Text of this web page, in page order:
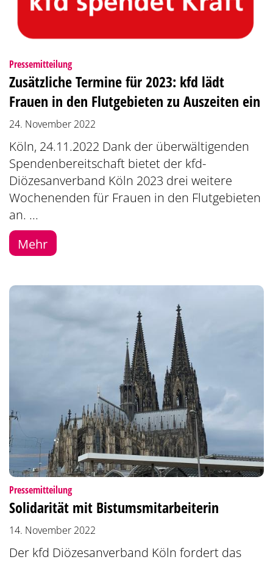
Pressemitteilung:
Zusätzliche Termine für 2023: kfd lädt
Frauen in den Flutgebieten zu Auszeiten ein
24. November 2022
Köln, 24.11.2022 Dank der überwältigenden
Spendenbereitschaft bietet der kfd-
Diözesanverband Köln 2023 drei weitere
Wochenenden für Frauen in den Flutgebieten
an. ...
Mehr
Pressemitteilung:
Solidarität mit Bistumsmitarbeiterin
14. November 2022
Der kfd Diözesanverband Köln fordert das